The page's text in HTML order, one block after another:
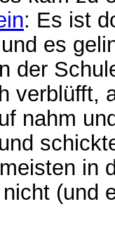
: Es ist
es
der
verblüfft,
nahm
in
(und